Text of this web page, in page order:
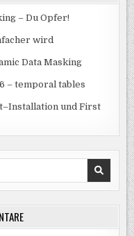
– Du Opfer!
wird
Data Masking
– temporal tables
und First